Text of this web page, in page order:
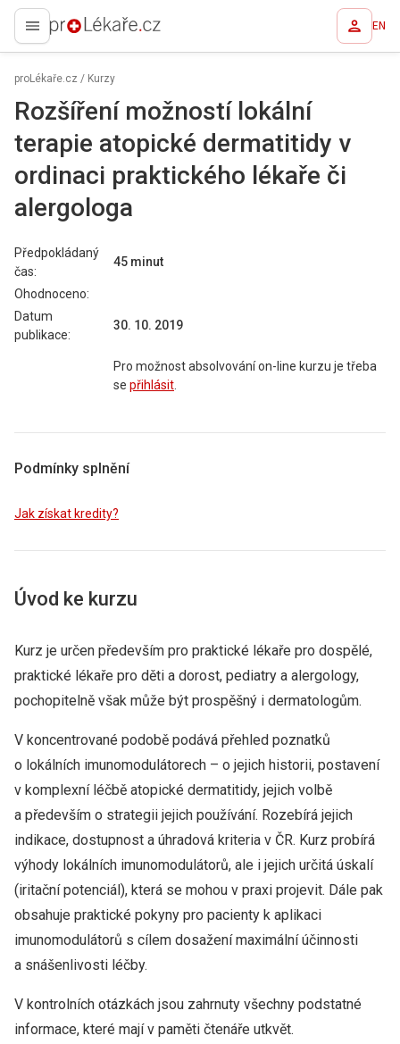
proLékaře.cz EN
proLékaře.cz / Kurzy
Rozšíření možností lokální
terapie atopické dermatitidy v
ordinaci praktického lékaře či
alergologa
Předpokládaný
čas:
45 minut
Ohodnoceno:
Datum
publikace:
30. 10. 2019
Pro možnost absolvování on-line kurzu je třeba
se přihlásit
Podmínky splnění
Jak získat kredity?
Úvod ke kurzu
Kurz je určen především pro praktické lékaře pro dospělé,
praktické lékaře pro děti a dorost, pediatry a alergology,
pochopitelně však může být prospěšný i dermatologům.
V koncentrované podobě podává přehled poznatků
o lokálních imunomodulátorech –⁠ o jejich historii, postavení
v komplexní léčbě atopické dermatitidy, jejich volbě
a především o strategii jejich používání. Rozebírá jejich
indikace, dostupnost a úhradová kriteria v ČR. Kurz probírá
výhody lokálních imunomodulátorů, ale i jejich určitá úskalí
(iritační potenciál), která se mohou v praxi projevit. Dále pak
obsahuje praktické pokyny pro pacienty k aplikaci
imunomodulátorů s cílem dosažení maximální účinnosti
a snášenlivosti léčby.
V kontrolních otázkách jsou zahrnuty všechny podstatné
informace, které mají v paměti čtenáře utkvět.